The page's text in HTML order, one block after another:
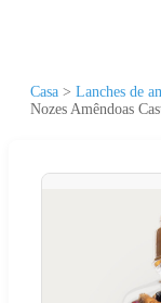
Casa > Lanches de
Nozes Amêndoas